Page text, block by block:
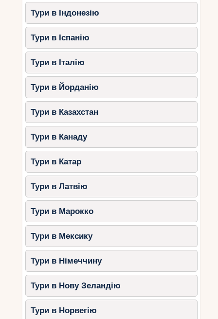
Тури в Індонезію
Тури в Іспанію
Тури в Італію
Тури в Йорданію
Тури в Казахстан
Тури в Канаду
Тури в Катар
Тури в Латвію
Тури в Марокко
Тури в Мексику
Тури в Німеччину
Тури в Нову Зеландію
Тури в Норвегію